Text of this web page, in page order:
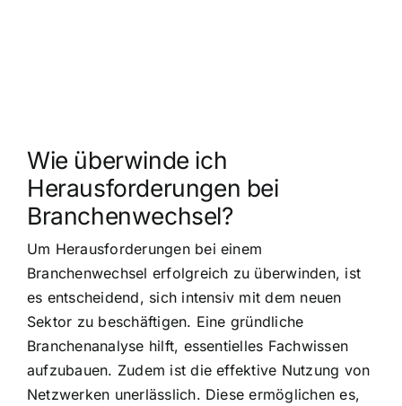
Wie überwinde ich
Herausforderungen bei
Branchenwechsel?
Um Herausforderungen bei einem
Branchenwechsel erfolgreich zu überwinden, ist
es entscheidend, sich intensiv mit dem neuen
Sektor zu beschäftigen. Eine gründliche
Branchenanalyse hilft, essentielles Fachwissen
aufzubauen. Zudem ist die effektive Nutzung von
Netzwerken unerlässlich. Diese ermöglichen es,